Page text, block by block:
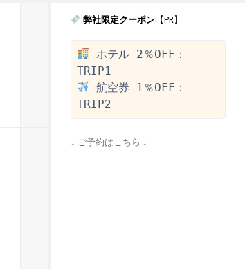
弊社限定クーポン【PR】
ホテル 2％OFF：
航空券 1％OFF：
↓ ご予約はこちら ↓